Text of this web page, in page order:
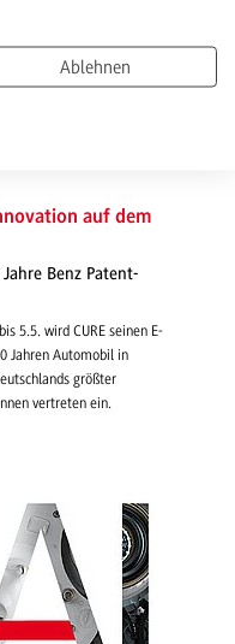
auf dem
Benz Patent-
5.5. wird CURE seinen E-
Jahren Automobil in
größter
vertreten ein.
Ablehnen